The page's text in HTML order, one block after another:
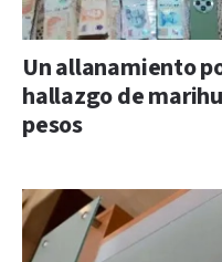
Un allanamiento
hallazgo de
pesos